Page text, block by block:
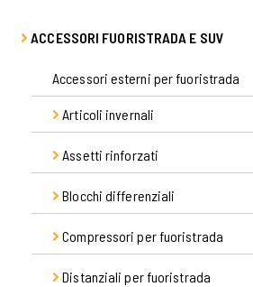
ACCESSORI FUORISTRADA E SUV
Accessori esterni per fuoristrada
Articoli invernali
Pale da neve per fuoristrada
Ricambi
Assetti rinforzati
Ammortizzatori anteriori
Ammortizzatori posteriori
Blocchi differenziali
Blocchi pneumatici
Compressori ARB
Compressori per fuoristrada
Accessori
Distanziali per fuoristrada